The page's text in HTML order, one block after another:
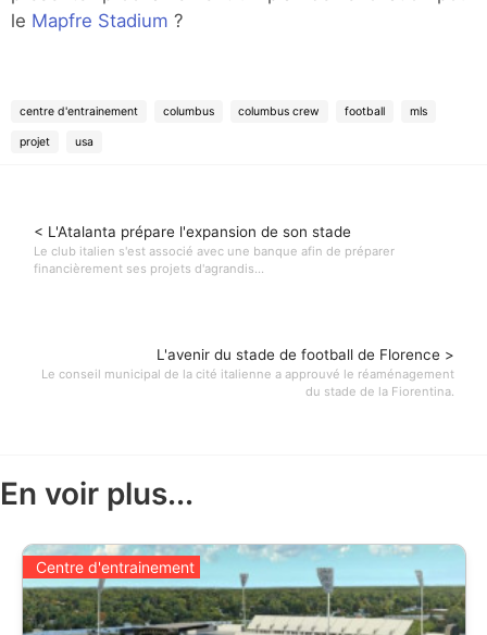
le Mapfre Stadium ?
centre d'entrainement columbus columbus crew football mls
projet usa
< L'Atalanta prépare l'expansion de son stade
Le club italien s'est associé avec une banque afin de préparer
financièrement ses projets d'agrandis...
L'avenir du stade de football de Florence >
Le conseil municipal de la cité italienne a approuvé le réaménagement
du stade de la Fiorentina.
En voir plus...
Centre d'entrainement